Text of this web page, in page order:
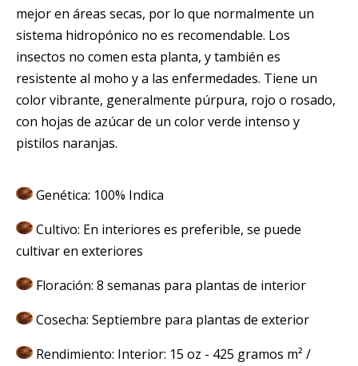
mejor en áreas secas, por lo que normalmente un
sistema hidropónico no es recomendable. Los
insectos no comen esta planta, y también es
resistente al moho y a las enfermedades. Tiene un
color vibrante, generalmente púrpura, rojo o rosado,
con hojas de azúcar de un color verde intenso y
pistilos naranjas.
Genética: 100% Indica
Cultivo: En interiores es preferible, se puede
cultivar en exteriores
Floración: 8 semanas para plantas de interior
Cosecha: Septiembre para plantas de exterior
Rendimiento: Interior: 15 oz - 425 gramos m² /